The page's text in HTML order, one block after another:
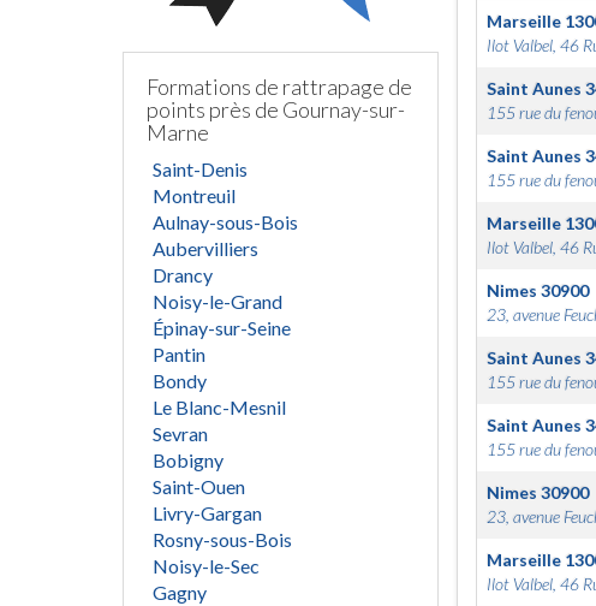
Formations de rattrapage de
points près de Gournay-sur-
Marne
Saint-Denis
Montreuil
Aulnay-sous-Bois
Aubervilliers
Drancy
Noisy-le-Grand
Épinay-sur-Seine
Pantin
Bondy
Le Blanc-Mesnil
Sevran
Bobigny
Saint-Ouen
Livry-Gargan
Rosny-sous-Bois
Noisy-le-Sec
Gagny
Marseille
Ilot Valbel, 46
Saint Aunes
155 rue du
Saint Aunes
155 rue du
Marseille
Ilot Valbel, 46
Nimes 30900
23, avenue
Saint Aunes
155 rue du
Saint Aunes
155 rue du
Nimes 30900
23, avenue
Marseille
Ilot Valbel, 46